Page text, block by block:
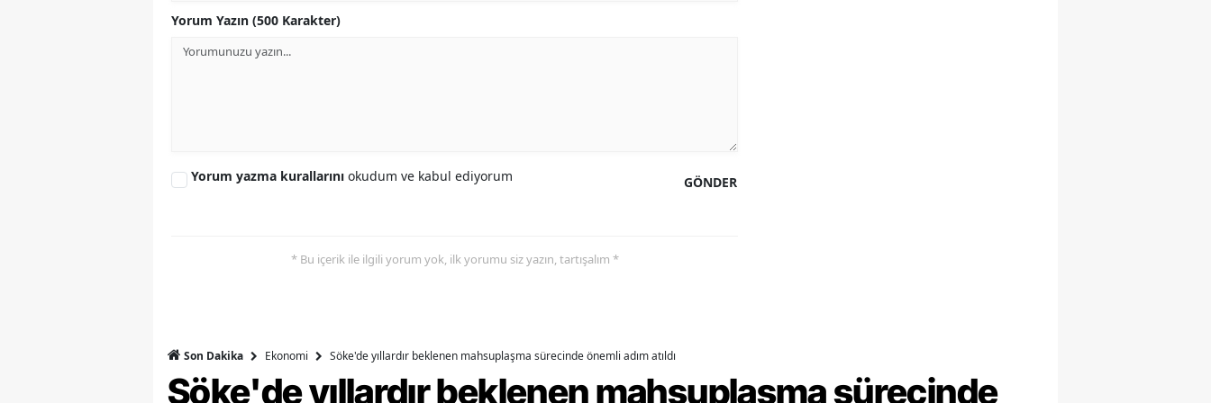
Karaman
Batman
Ardahan
Yorum Yazın (500 Karakter)
GÖNDER
Yorum yazma kurallarını okudum ve kabul ediyorum
* Bu içerik ile ilgili yorum yok, ilk yorumu siz yazın, tartışalım *
Son Dakika Ekonomi Söke'de yıllardır beklenen mahsuplaşma sürecinde önemli adım atıldı
Söke'de yıllardır beklenen mahsuplaşma sürecinde